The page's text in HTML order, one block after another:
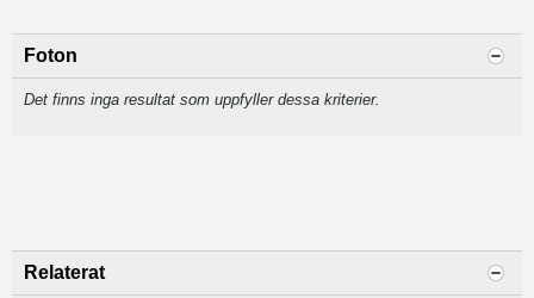
Foton
Det finns inga resultat som uppfyller dessa kriterier.
Relaterat